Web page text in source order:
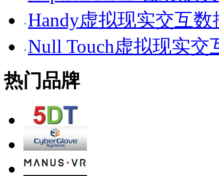
Handy虚拟现实交互数
Null Touch虚拟现实交
热门品牌